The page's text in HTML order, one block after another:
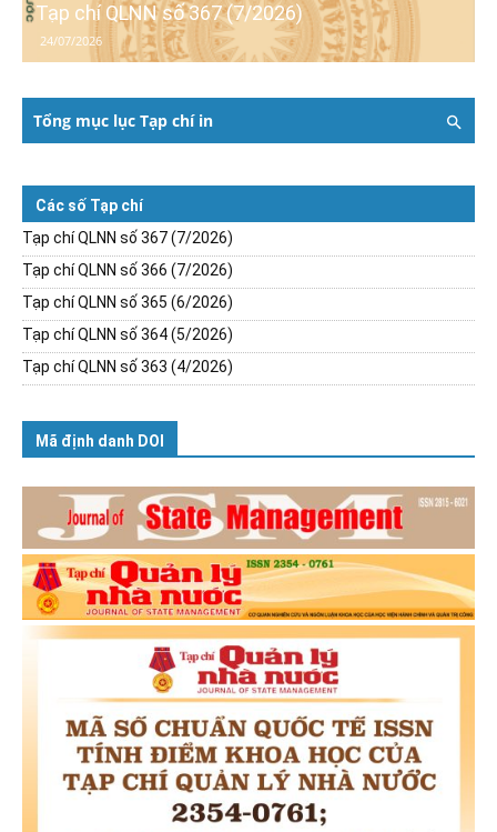
Tạp chí QLNN số 367 (7/2026)
24/07/2026
Tổng mục lục Tạp chí in
Các số Tạp chí
Tạp chí QLNN số 367 (7/2026)
Tạp chí QLNN số 366 (7/2026)
Tạp chí QLNN số 365 (6/2026)
Tạp chí QLNN số 364 (5/2026)
Tạp chí QLNN số 363 (4/2026)
Mã định danh DOI